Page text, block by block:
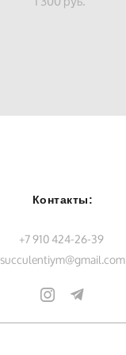
Контакты:
+7 910 424-26-39
succulentiym@gmail.com